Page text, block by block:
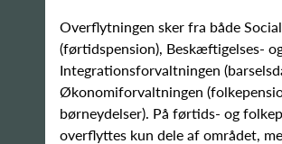
Overflytningen sker fra både
(førtidspension), Beskæftigelses-
Integrationsforvaltningen
Økonomiforvaltningen
børneydelser). På førtids- og
overflyttes kun dele af området,